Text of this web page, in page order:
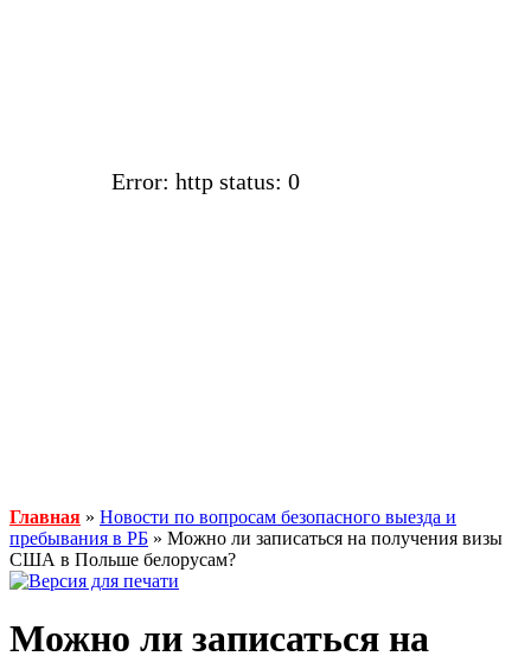
Error: http status: 0
Главная » Новости по вопросам безопасного выезда и
пребывания в РБ » Можно ли записаться на получения визы
США в Польше белорусам?
Можно ли записаться на